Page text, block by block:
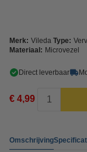
Merk: Vileda Type:
Materiaal: Microvezel
Direct leverbaar
€ 4,99
Omschrijving